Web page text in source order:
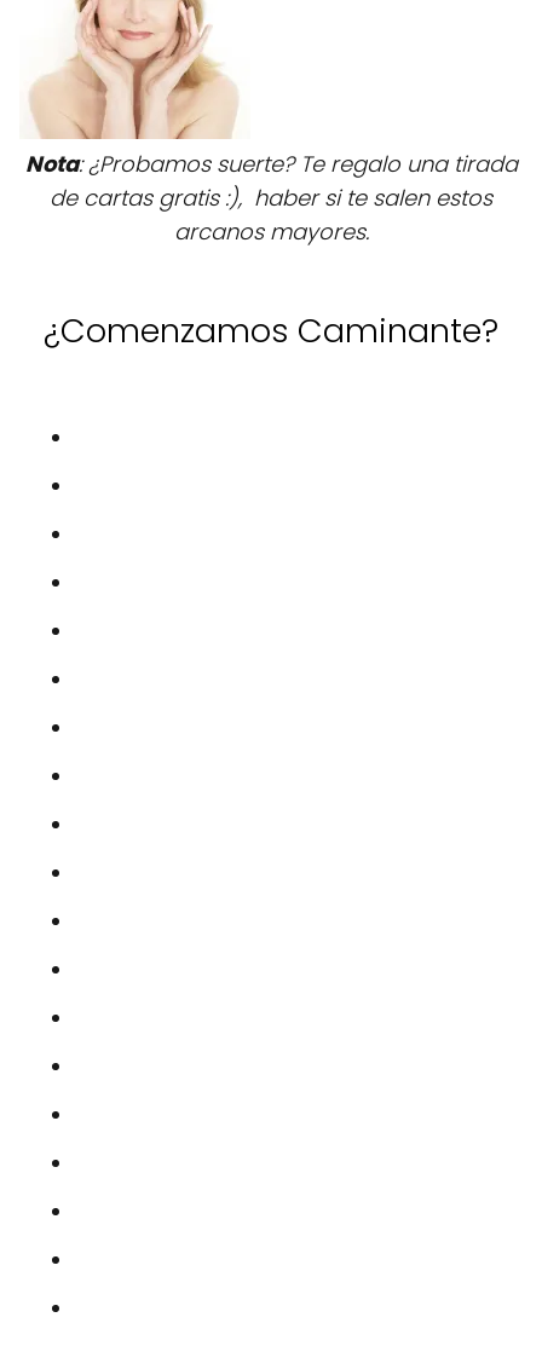
Nota: ¿Probamos suerte? Te regalo una tirada
de cartas gratis :), haber si te salen estos
arcanos mayores.
¿Comenzamos Caminante?